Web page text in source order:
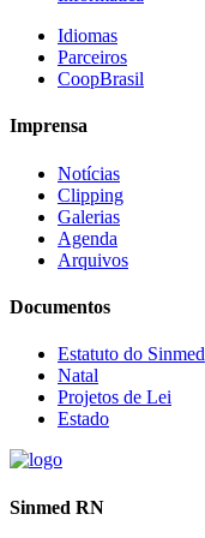
Idiomas
Parceiros
CoopBrasil
Imprensa
Notícias
Clipping
Galerias
Agenda
Arquivos
Documentos
Estatuto do Sinmed
Natal
Projetos de Lei
Estado
Sinmed RN